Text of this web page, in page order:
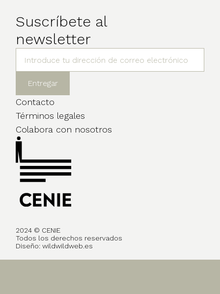
Suscríbete al
newsletter
Contacto
Términos legales
Colabora con nosotros
2024 © CENIE
Todos los derechos reservados
Diseño: wildwildweb.es